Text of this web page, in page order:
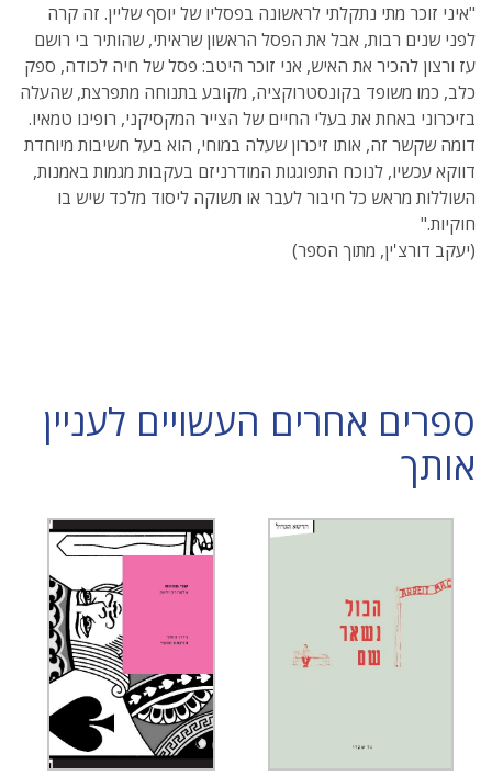
"איני זוכר מתי נתקלתי לראשונה בפסליו של יוסף שליין. זה קרה
לפני שנים רבות, אבל את הפסל הראשון שראיתי, שהותיר בי רושם
עז ורצון להכיר את האיש, אני זוכר היטב: פסל של חיה לכודה, ספק
כלב, כמו משופד בקונסטרוקציה, מקובע בתנוחה מתפרצת, שהעלה
בזיכרוני באחת את בעלי החיים של הצייר המקסיקני, רופינו טמאיו.
דומה שקשר זה, אותו זיכרון שעלה במוחי, הוא בעל חשיבות מיוחדת
דווקא עכשיו, לנוכח התפוגגות המודרניזם בעקבות מגמות באמנות,
השוללות מראש כל חיבור לעבר או תשוקה ליסוד מלכד שיש בו
חוקיות."
(יעקב דורצ'ין, מתוך הספר)
ספרים אחרים העשויים לעניין
אותך